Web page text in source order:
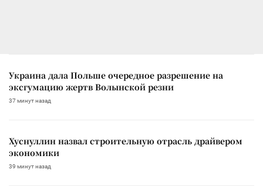
Украина дала Польше очередное разрешение на
эксгумацию жертв Волынской резни
37 минут назад
Хуснуллин назвал строительную отрасль драйвером
экономики
39 минут назад